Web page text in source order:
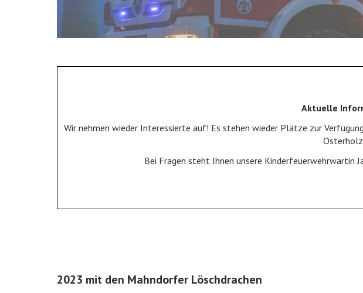
Aktuelle
Wir nehmen wieder Interessierte auf! Es stehen wieder Plätze zur
Bei Fragen steht Ihnen unsere Kinderfeuerwehrwartin
2023 mit den Mahndorfer Löschdrachen